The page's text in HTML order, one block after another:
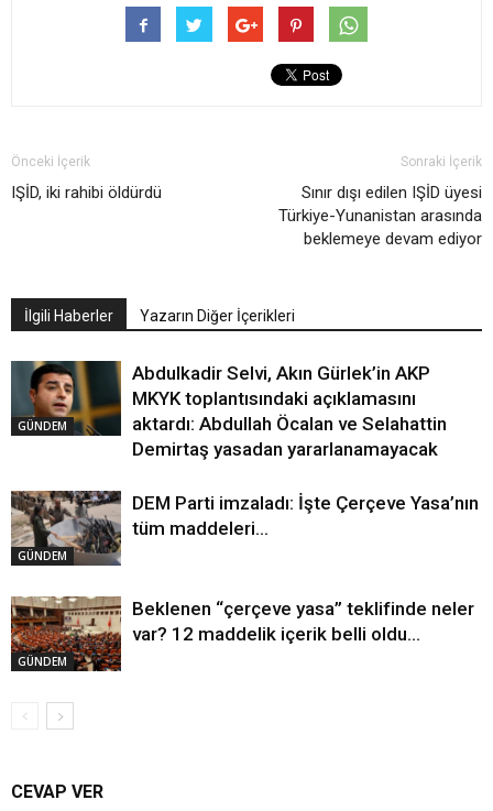
Önceki İçerik
IŞİD, iki rahibi öldürdü
Sonraki İçerik
Sınır dışı edilen IŞİD üyesi
Türkiye-Yunanistan arasında
beklemeye devam ediyor
İlgili Haberler Yazarın Diğer İçerikleri
GÜNDEM
Abdulkadir Selvi, Akın Gürlek’in AKP
MKYK toplantısındaki açıklamasını
aktardı: Abdullah Öcalan ve Selahattin
Demirtaş yasadan yararlanamayacak
GÜNDEM
DEM Parti imzaladı: İşte Çerçeve Yasa’nın
tüm maddeleri…
GÜNDEM
Beklenen “çerçeve yasa” teklifinde neler
var? 12 maddelik içerik belli oldu…
CEVAP VER